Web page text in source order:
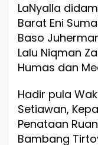
LaNyalla
Barat Eni
Baso
Lalu Niqman
Humas dan
Hadir pula
Setiawan,
Penataan
Bambang